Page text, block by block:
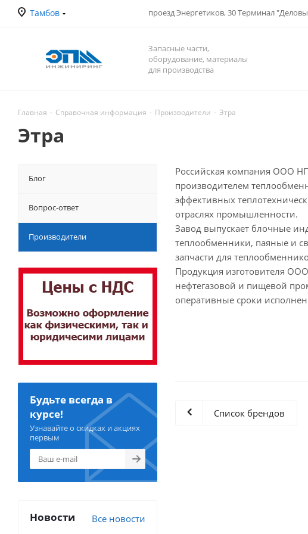
Тамбов проезд Энергетиков, 30 Терминал
Запасные части,
оборудование, материалы
для производства
Главная - Справочная информация - Производители - Этра
Этра
Российская компания ООО
производителем
эффективных
отраслях промышленности.
Завод выпускает блочные
теплообменники, паяные и
запчасти для
Продукция изготовителя
нефтегазовой и пищевой
оперативные сроки
Список брендов
Блог
Вопрос-ответ
Производители
Будьте всегда в
курсе!
Узнавайте о скидках и акциях
первым
Новости Все новости